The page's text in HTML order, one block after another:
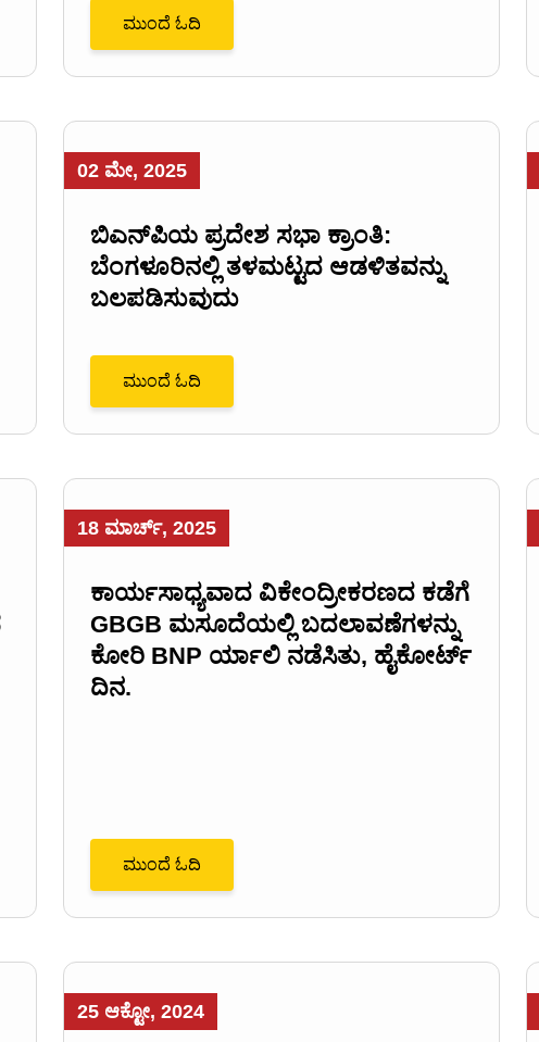
ಮುಂದೆ ಓದಿ
02 ಮೇ, 2025
ಬಿಎನ್‌ಪಿಯ ಪ್ರದೇಶ ಸಭಾ ಕ್ರಾಂತಿ:
ಬೆಂಗಳೂರಿನಲ್ಲಿ ತಳಮಟ್ಟದ ಆಡಳಿತವನ್ನು
ಬಲಪಡಿಸುವುದು
ಮುಂದೆ ಓದಿ
18 ಮಾರ್ಚ್, 2025
ಕಾರ್ಯಸಾಧ್ಯವಾದ ವಿಕೇಂದ್ರೀಕರಣದ ಕಡೆಗೆ
GBGB ಮಸೂದೆಯಲ್ಲಿ ಬದಲಾವಣೆಗಳನ್ನು
ಕೋರಿ BNP ರ್ಯಾಲಿ ನಡೆಸಿತು, ಹೈಕೋರ್ಟ್
ದಿನ.
ಮುಂದೆ ಓದಿ
25 ಆಕ್ಟೋ, 2024